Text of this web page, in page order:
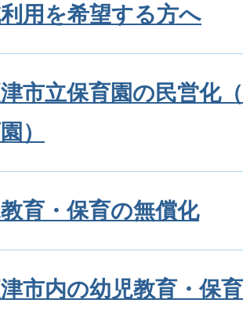
用を希望する方へ
市立保育園の民営化
）
育・保育の無償化
市内の幼児教育・保